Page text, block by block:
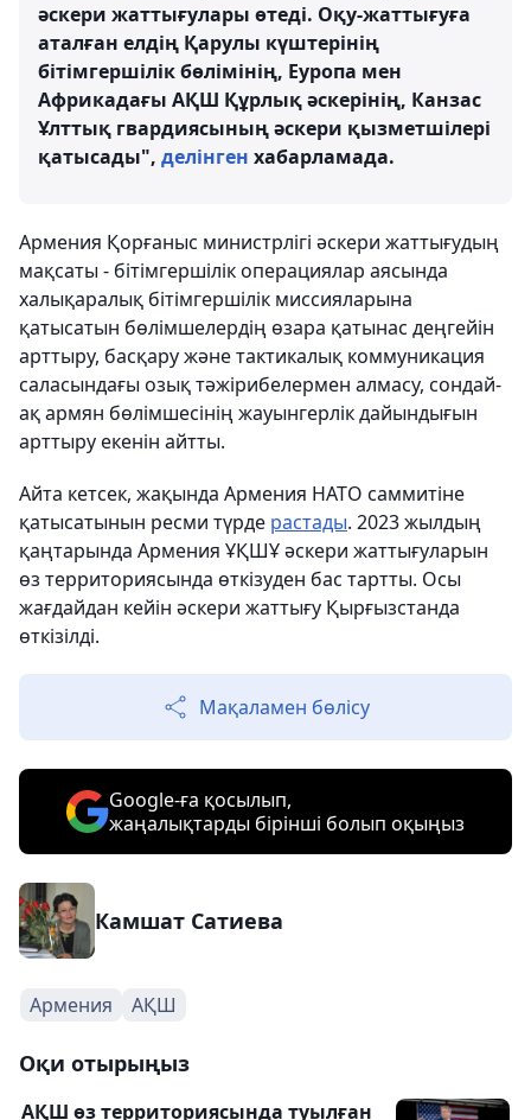
әскери жаттығулары өтеді. Оқу-жаттығуға
аталған елдің Қарулы күштерінің
бітімгершілік бөлімінің, Еуропа мен
Африкадағы АҚШ Құрлық әскерінің, Канзас
Ұлттық гвардиясының әскери қызметшілері
қатысады", делінген хабарламада.
Армения Қорғаныс министрлігі әскери жаттығудың
мақсаты - бітімгершілік операциялар аясында
халықаралық бітімгершілік миссияларына
қатысатын бөлімшелердің өзара қатынас деңгейін
арттыру, басқару және тактикалық коммуникация
саласындағы озық тәжірибелермен алмасу, сондай-
ақ армян бөлімшесінің жауынгерлік дайындығын
арттыру екенін айтты.
Айта кетсек, жақында Армения НАТО саммитіне
қатысатынын ресми түрде растады. 2023 жылдың
қаңтарында Армения ҰҚШҰ әскери жаттығуларын
өз территориясында өткізуден бас тартты. Осы
жағдайдан кейін әскери жаттығу Қырғызстанда
өткізілді.
Мақаламен бөлісу
Google-ға қосылып,
жаңалықтарды бірінші болып оқыңыз
Камшат Сатиева
Армения АҚШ
Оқи отырыңыз
АҚШ өз территориясында туылған